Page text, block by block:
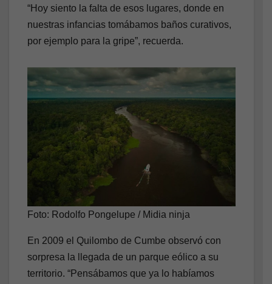
“Hoy siento la falta de esos lugares, donde en
nuestras infancias tomábamos baños curativos,
por ejemplo para la gripe”, recuerda.
Foto: Rodolfo Pongelupe / Midia ninja
En 2009 el Quilombo de Cumbe observó con
sorpresa la llegada de un parque eólico a su
territorio. “Pensábamos que ya lo habíamos